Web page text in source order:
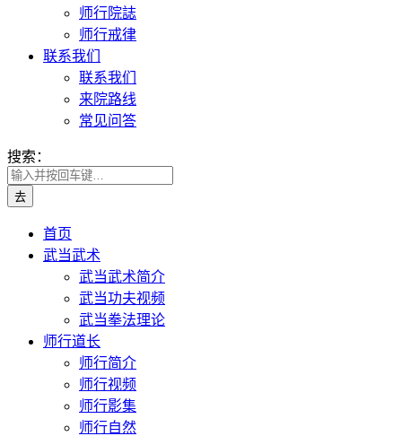
师行院誌
师行戒律
联系我们
联系我们
来院路线
常见问答
搜索：
首页
武当武术
武当武术简介
武当功夫视频
武当拳法理论
师行道长
师行简介
师行视频
师行影集
师行自然